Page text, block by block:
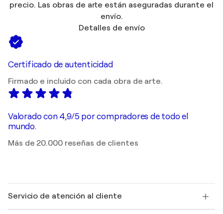
precio. Las obras de arte están aseguradas durante el
envío.
Detalles de envío
Certificado de autenticidad
Firmado e incluido con cada obra de arte.
Valorado con 4,9/5 por compradores de todo el
mundo.
Más de 20.000 reseñas de clientes
Servicio de atención al cliente